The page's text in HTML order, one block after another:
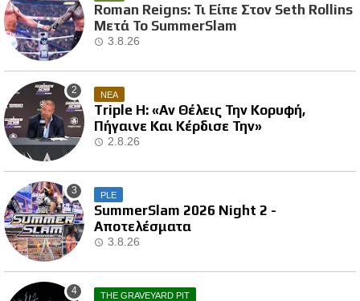
Roman Reigns: Τι Είπε Στον Seth Rollins
Μετά Το SummerSlam
3.8.26
ΝΕΑ
Triple H: «Αν Θέλεις Την Κορυφή,
Πήγαινε Και Κέρδισε Την»
2.8.26
PLE
SummerSlam 2026 Night 2 -
Αποτελέσματα
3.8.26
THE GRAVEYARD PIT